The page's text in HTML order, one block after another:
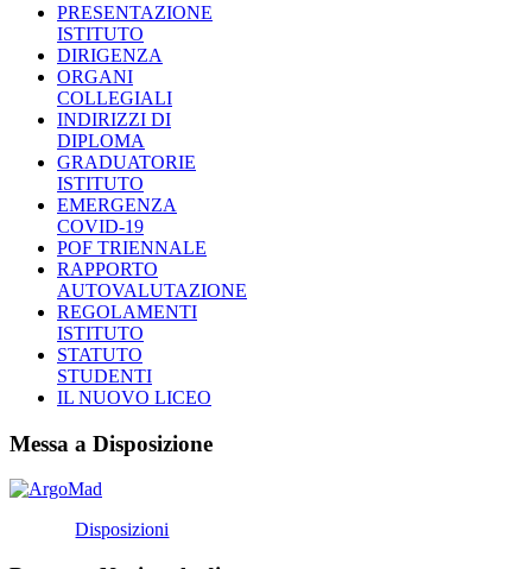
PRESENTAZIONE
ISTITUTO
DIRIGENZA
ORGANI
COLLEGIALI
INDIRIZZI DI
DIPLOMA
GRADUATORIE
ISTITUTO
EMERGENZA
COVID-19
POF TRIENNALE
RAPPORTO
AUTOVALUTAZIONE
REGOLAMENTI
ISTITUTO
STATUTO
STUDENTI
IL NUOVO LICEO
Messa a Disposizione
Disposizioni